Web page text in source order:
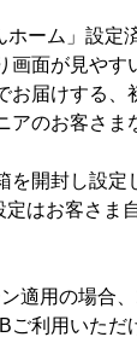
ホーム」設定
画面が見やす
お届けする
アのお客さ
を開封し設定
定はお客さま
適用の場合
ご利用いただ